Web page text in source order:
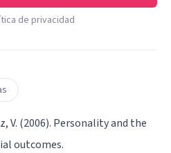
de privacidad
V. (2006). Personality and the
outcomes.